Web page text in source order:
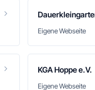
Eigene Webseite
KGA Hoppe e.V.
Eigene Webseite